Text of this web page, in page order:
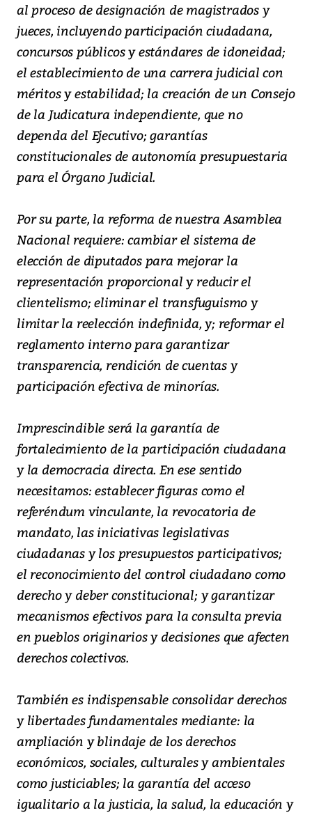
al proceso de designación de magistrados y
jueces, incluyendo participación ciudadana,
concursos públicos y estándares de idoneidad;
el establecimiento de una carrera judicial con
méritos y estabilidad; la creación de un Consejo
de la Judicatura independiente, que no
dependa del Ejecutivo; garantías
constitucionales de autonomía presupuestaria
para el Órgano Judicial.
Por su parte, la reforma de nuestra Asamblea
Nacional requiere: cambiar el sistema de
elección de diputados para mejorar la
representación proporcional y reducir el
clientelismo; eliminar el transfuguismo y
limitar la reelección indefinida, y; reformar el
reglamento interno para garantizar
transparencia, rendición de cuentas y
participación efectiva de minorías.
Imprescindible será la garantía de
fortalecimiento de la participación ciudadana
y la democracia directa. En ese sentido
necesitamos: establecer figuras como el
referéndum vinculante, la revocatoria de
mandato, las iniciativas legislativas
ciudadanas y los presupuestos participativos;
el reconocimiento del control ciudadano como
derecho y deber constitucional; y garantizar
mecanismos efectivos para la consulta previa
en pueblos originarios y decisiones que afecten
derechos colectivos.
También es indispensable consolidar derechos
y libertades fundamentales mediante: la
ampliación y blindaje de los derechos
económicos, sociales, culturales y ambientales
como justiciables; la garantía del acceso
igualitario a la justicia, la salud, la educación y